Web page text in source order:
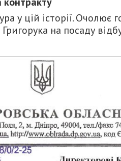
у цій історії. Очолює
на посаду